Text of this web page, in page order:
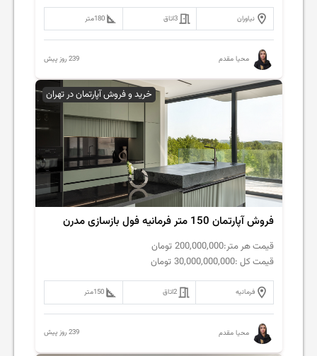
نیاوران 3اتاق 180متر
محیا مقدم 239 روز پیش
خرید و فروش آپارتمان در تهران
فروش‌ آپارتمان 150 متر فرمانیه فول بازسازی مدرن
قیمت هر متر:200,000,000 تومان
قیمت کل :30,000,000,000 تومان
فرمانیه 2اتاق 150متر
محیا مقدم 239 روز پیش